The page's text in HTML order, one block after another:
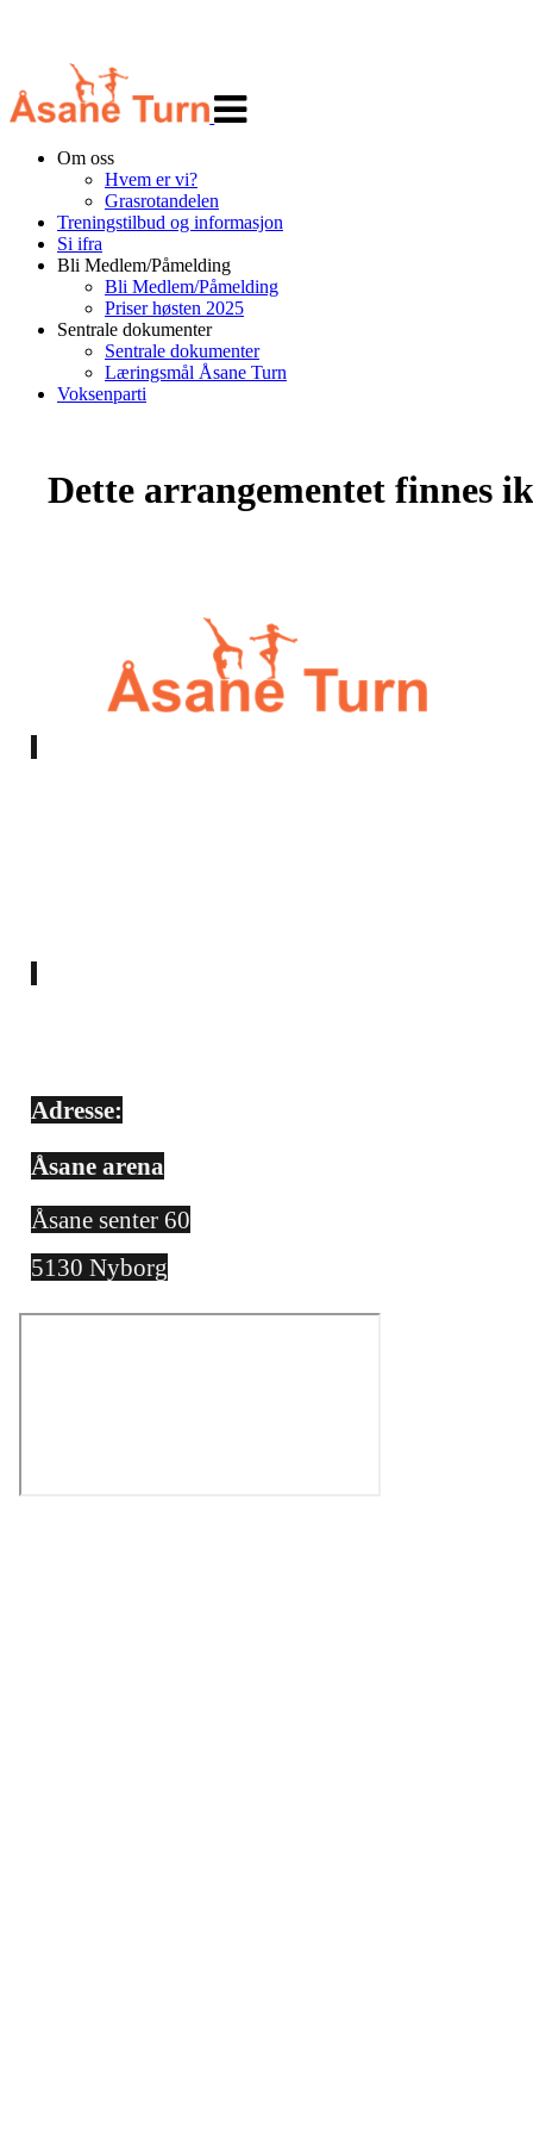
navigasjon
Om oss
Hvem er vi?
Grasrotandelen
Treningstilbud og informasjon
Si ifra
Bli Medlem/Påmelding
Bli Medlem/Påmelding
Priser høsten 2025
Sentrale dokumenter
Sentrale dokumenter
Læringsmål Åsane Turn
Voksenparti
Dette arrangementet finnes
Adresse:
Åsane arena
Åsane senter 60
5130 Nyborg